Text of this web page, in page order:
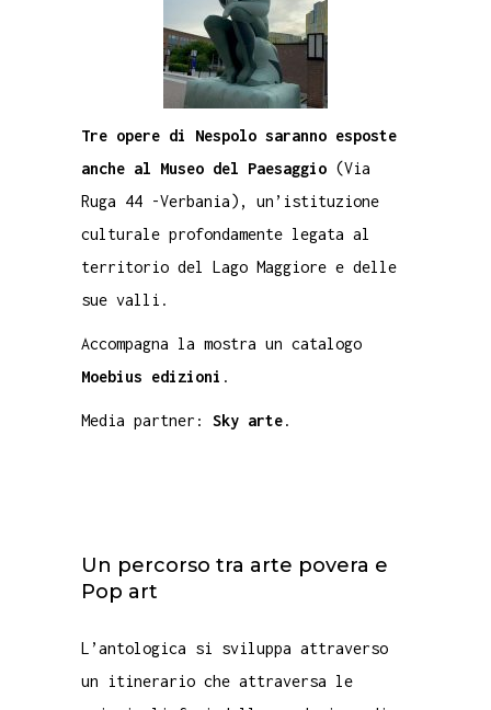
Tre opere di Nespolo saranno esposte
anche al Museo del Paesaggio (Via
Ruga 44 -Verbania), un’istituzione
culturale profondamente legata al
territorio del Lago Maggiore e delle
sue valli.
Accompagna la mostra un catalogo
Moebius edizioni .
Media partner: Sky arte.
Un percorso tra arte povera e
Pop art
L’antologica si sviluppa attraverso
un itinerario che attraversa le